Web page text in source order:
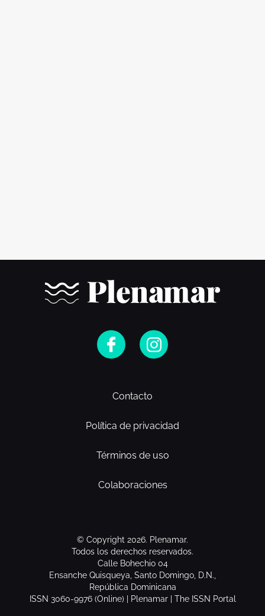
Contacto
Política de privacidad
Términos de uso
Colaboraciones
© Copyright 2026. Plenamar.
Todos los derechos reservados.
Calle Bohechio 04
Ensanche Quisqueya, Santo Domingo, D.N.,
República Dominicana
ISSN 3060-9976 (Online) | Plenamar | The ISSN Portal